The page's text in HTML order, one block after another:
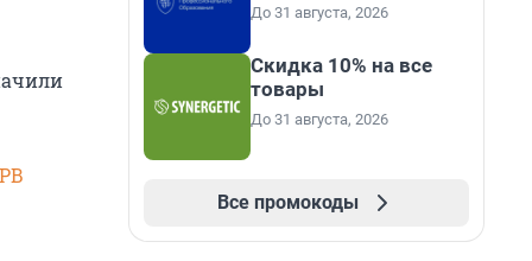
До 31 августа, 2026
Скидка 10% на все
товары
До 31 августа, 2026
Все промокоды